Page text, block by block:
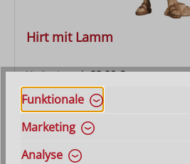
Hirt mit Lamm
Varianten ab22,90 €
Regulärer Preis:
85,00 €
Funktionale
Marketing
Analyse